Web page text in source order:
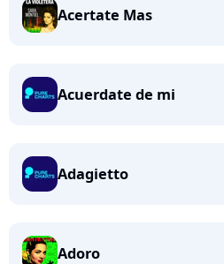
Acertate Mas
Acuerdate de mi
Adagietto
Adoro